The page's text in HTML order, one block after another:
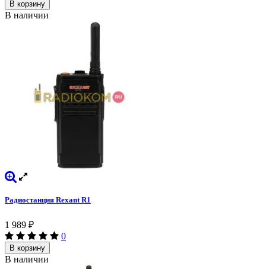
В корзину
В наличии
Радиостанция Rexant R1
1 989 ₽
0
В корзину
В наличии